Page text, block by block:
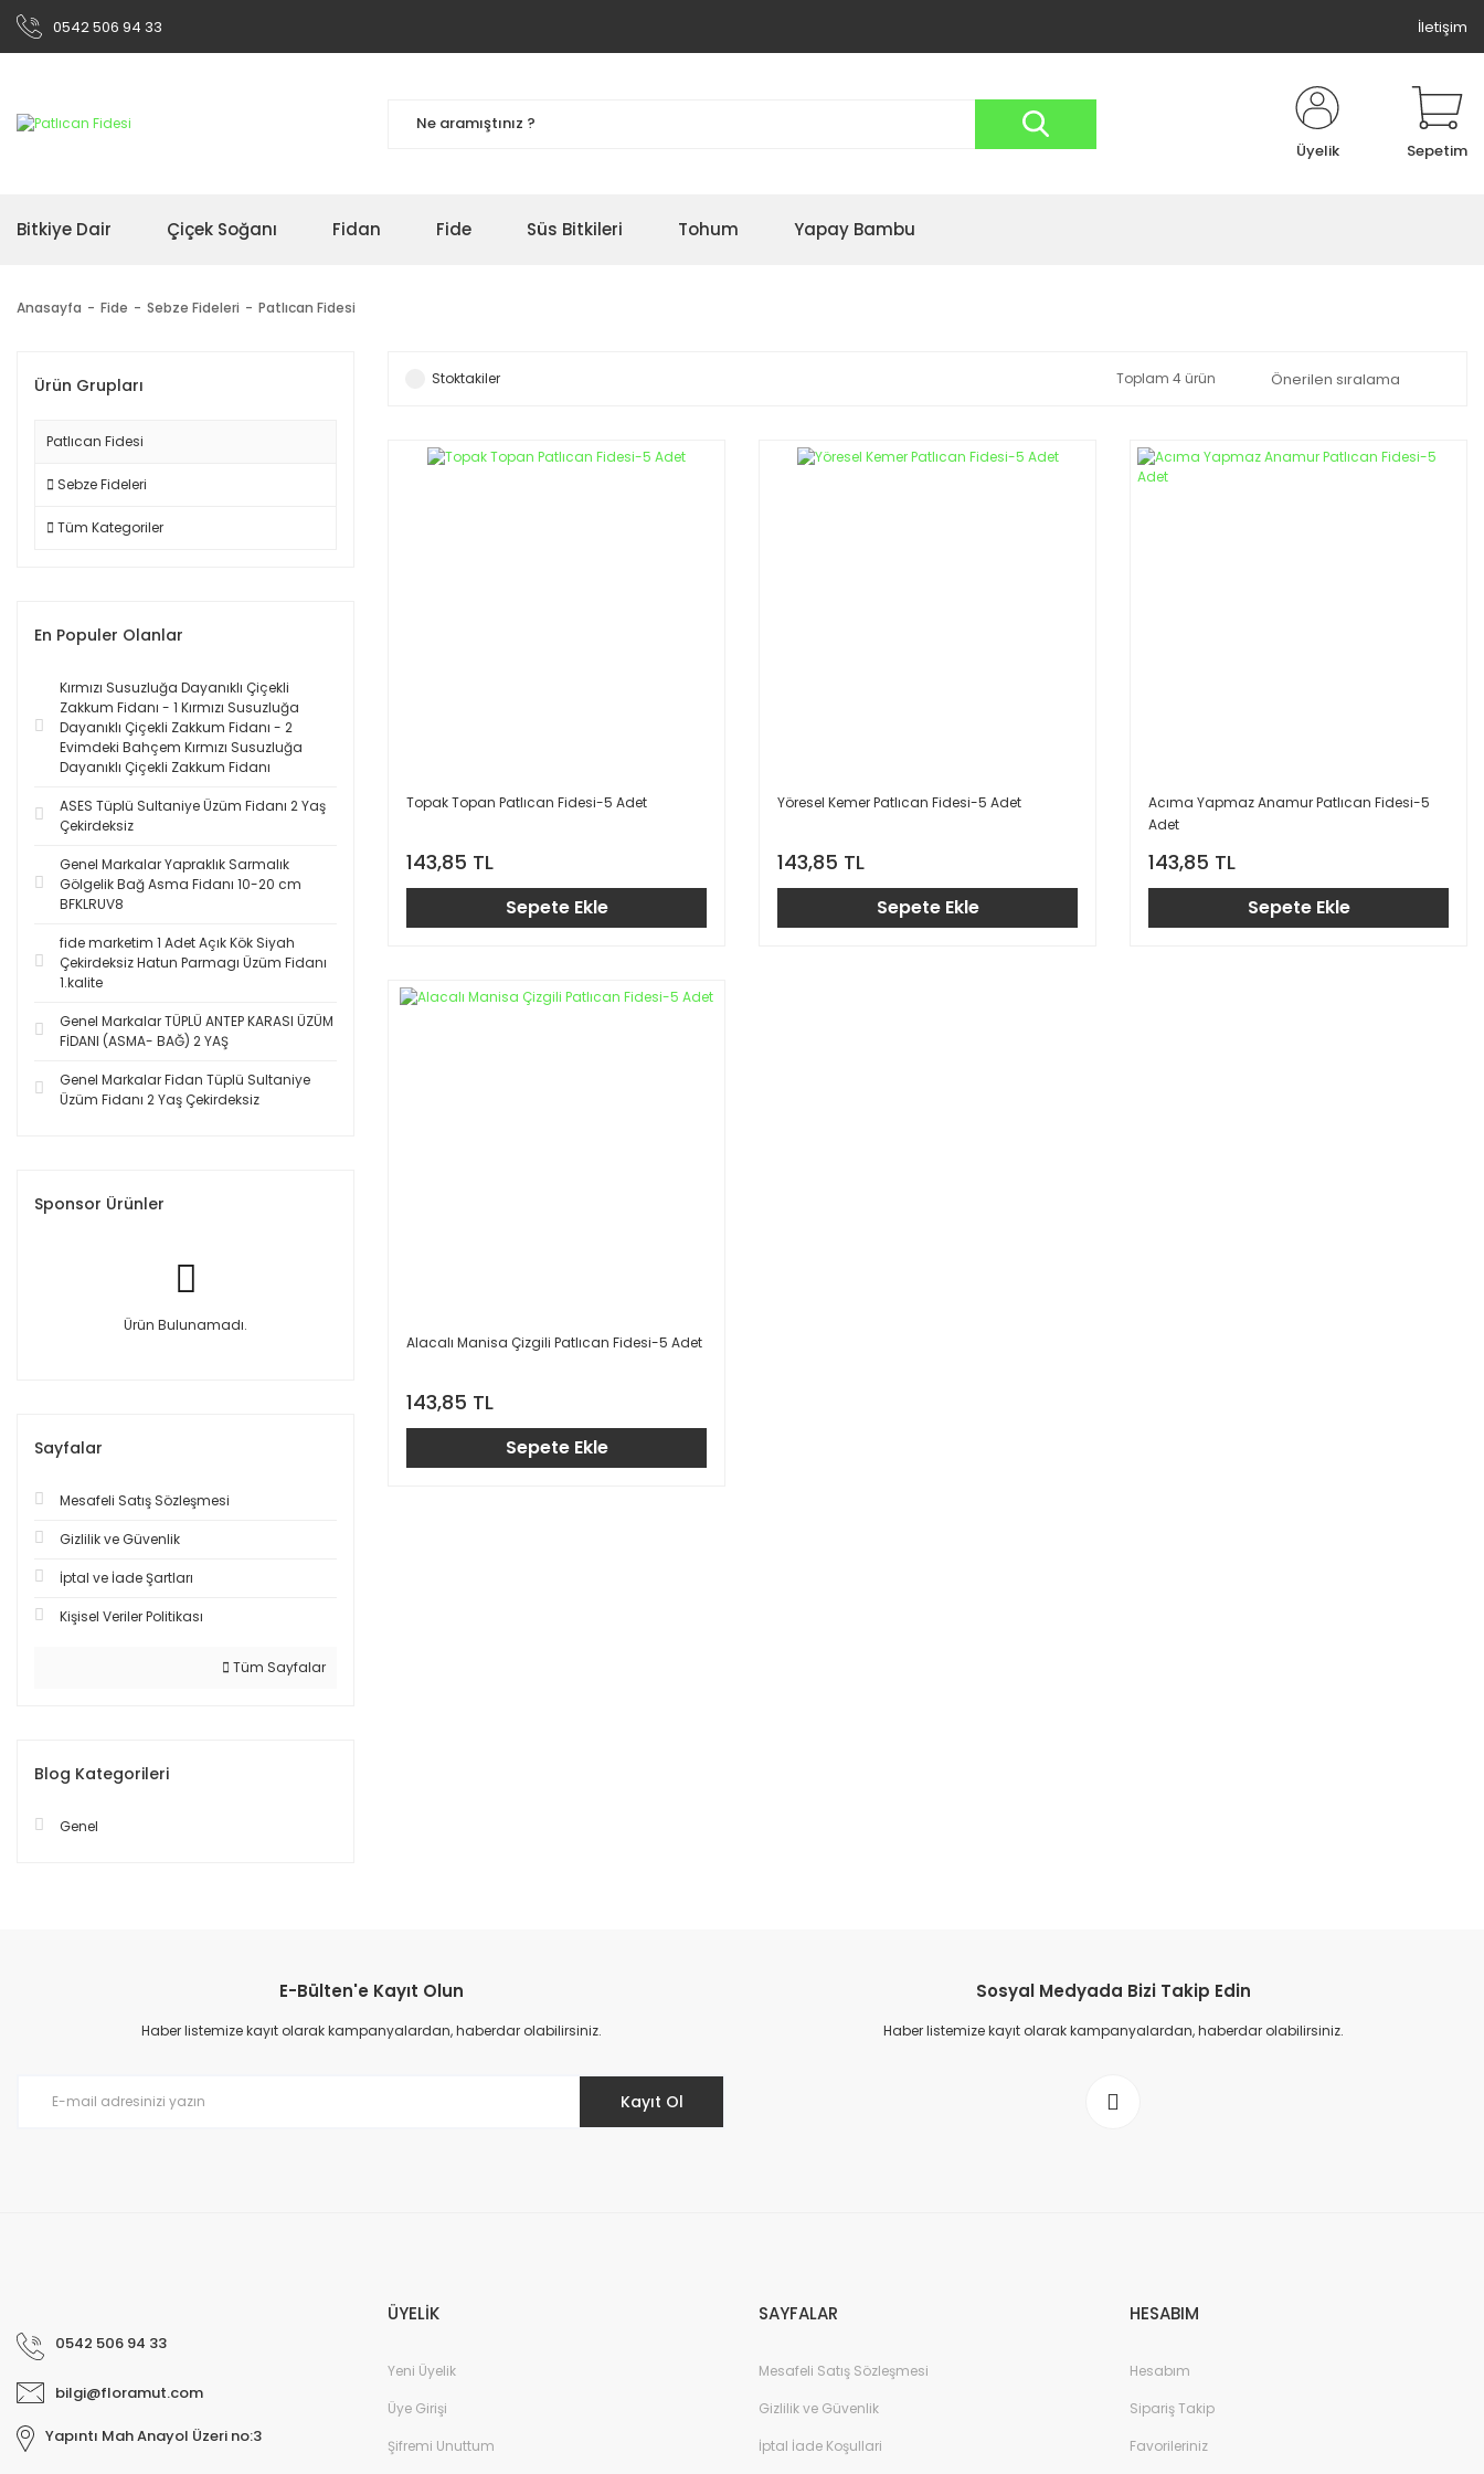
0542 506 94 33 İletişim
Üyelik Sepetim
Bitkiye Dair Çiçek Soğanı Fidan Fide Süs Bitkileri Tohum Yapay Bambu
Anasayfa Fide Sebze Fideleri Patlıcan Fidesi
Ürün Grupları
Patlıcan Fidesi
Sebze Fideleri
Tüm Kategoriler
En Populer Olanlar
Kırmızı Susuzluğa Dayanıklı Çiçekli
Zakkum Fidanı - 1 Kırmızı Susuzluğa
Dayanıklı Çiçekli Zakkum Fidanı - 2
Evimdeki Bahçem Kırmızı Susuzluğa
Dayanıklı Çiçekli Zakkum Fidanı
ASES Tüplü Sultaniye Üzüm Fidanı 2 Yaş
Çekirdeksiz
Genel Markalar Yapraklık Sarmalık
Gölgelik Bağ Asma Fidanı 10-20 cm
BFKLRUV8
fide marketim 1 Adet Açık Kök Siyah
Çekirdeksiz Hatun Parmagı Üzüm Fidanı
1.kalite
Genel Markalar TÜPLÜ ANTEP KARASI ÜZÜM
FİDANI (ASMA- BAĞ) 2 YAŞ
Genel Markalar Fidan Tüplü Sultaniye
Üzüm Fidanı 2 Yaş Çekirdeksiz
Sponsor Ürünler
Ürün Bulunamadı.
Sayfalar
Mesafeli Satış Sözleşmesi
Gizlilik ve Güvenlik
İptal ve İade Şartları
Kişisel Veriler Politikası
Tüm Sayfalar
Blog Kategorileri
Genel
Stoktakiler Toplam 4 ürün
Topak Topan Patlıcan Fidesi-5 Adet
143,85 TL
Sepete Ekle
Yöresel Kemer Patlıcan Fidesi-5 Adet
143,85 TL
Sepete Ekle
Acıma Yapmaz Anamur Patlıcan Fidesi-5
Adet
143,85 TL
Sepete Ekle
Alacalı Manisa Çizgili Patlıcan Fidesi-5 Adet
143,85 TL
Sepete Ekle
E-Bülten'e Kayıt Olun
Haber listemize kayıt olarak kampanyalardan, haberdar olabilirsiniz.
Kayıt Ol
Sosyal Medyada Bizi Takip Edin
Haber listemize kayıt olarak kampanyalardan, haberdar olabilirsiniz.
0542 506 94 33
bilgi@floramut.com
Yapıntı Mah Anayol Üzeri no:3
ÜYELİK
Yeni Üyelik
Üye Girişi
Şifremi Unuttum
SAYFALAR
Mesafeli Satış Sözleşmesi
Gizlilik ve Güvenlik
İptal İade Koşullari
HESABIM
Hesabım
Sipariş Takip
Favorileriniz